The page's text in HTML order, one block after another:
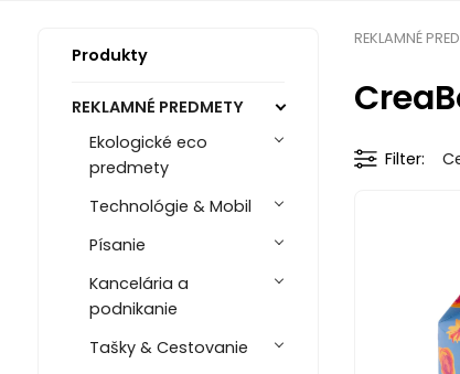
Produkty
REKLAMNÉ PREDMETY
Ekologické eco
predmety
Technológie & Mobil
Písanie
Kancelária a
podnikanie
Tašky & Cestovanie
REKLAMNÉ
Filter